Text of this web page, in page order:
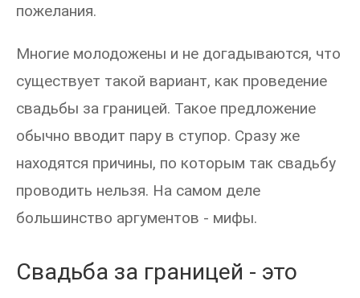
пожелания.
Многие молодожены и не догадываются, что
существует такой вариант, как проведение
свадьбы за границей. Такое предложение
обычно вводит пару в ступор. Сразу же
находятся причины, по которым так свадьбу
проводить нельзя. На самом деле
большинство аргументов - мифы.
Свадьба за границей - это